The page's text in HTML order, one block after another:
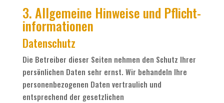
3. Allgemeine Hinweise und Pflicht­
informationen
Datenschutz
Die Betreiber dieser Seiten nehmen den Schutz Ihrer
persönlichen Daten sehr ernst. Wir behandeln Ihre
personenbezogenen Daten vertraulich und
entsprechend der gesetzlichen